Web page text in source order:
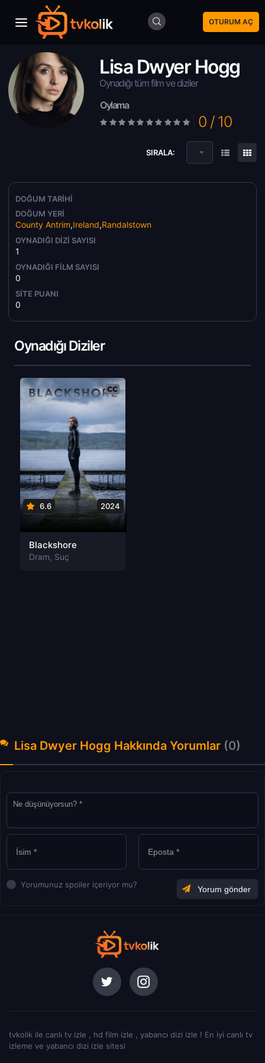
OTURUM AÇ
Lisa Dwyer Hogg
Oynadığı tüm film ve diziler
Oylama
0 / 10
SIRALA:
DOĞUM TARIHI
DOĞUM YERI
County Antrim,Ireland,Randalstown
OYNADIĞI DIZI SAYISI
1
OYNADIĞI FILM SAYISI
0
SITE PUANI
0
Oynadığı Diziler
6.6 2024
Blackshore
Dram, Suç
Lisa Dwyer Hogg Hakkında Yorumlar (0)
Yorumunuz spoiler içeriyor mu?
tvkolik ile canlı tv izle , hd film izle , yabancı dizi izle ! En iyi canlı tv
izleme ve yabancı dizi izle sitesi